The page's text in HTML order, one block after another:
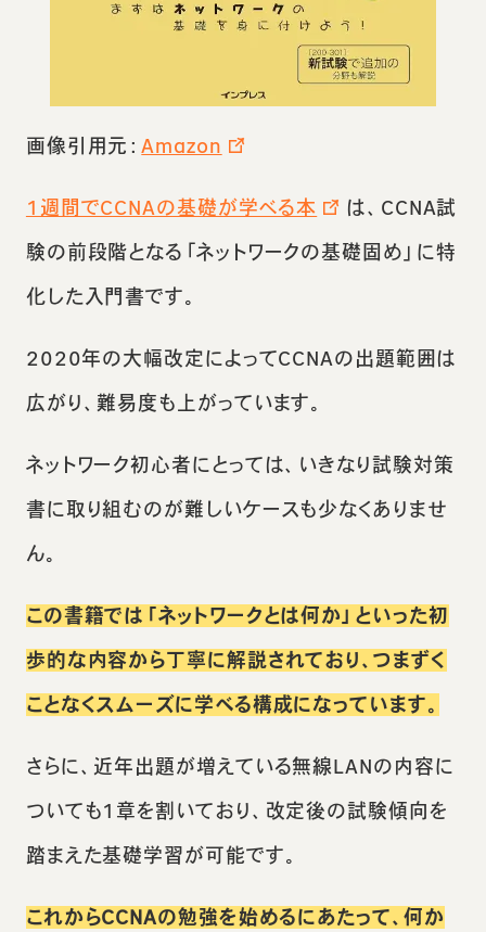
画像引用元：Amazon
1週間でCCNAの基礎が学べる本
は、CCNA試
験の前段階となる「ネットワークの基礎固め」に特
化した入門書です。
2020年の大幅改定によってCCNAの出題範囲は
広がり、難易度も上がっています。
ネットワーク初心者にとっては、いきなり試験対策
書に取り組むのが難しいケースも少なくありませ
ん。
この書籍では「ネットワークとは何か」といった初
歩的な内容から丁寧に解説されており、つまずく
ことなくスムーズに学べる構成になっています。
さらに、近年出題が増えている無線LANの内容に
ついても1章を割いており、改定後の試験傾向を
踏まえた基礎学習が可能です。
これからCCNAの勉強を始めるにあたって、何か